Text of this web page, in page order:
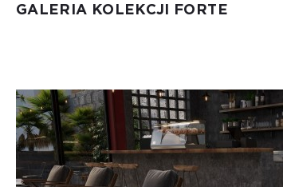
GALERIA KOLEKCJI FORTE